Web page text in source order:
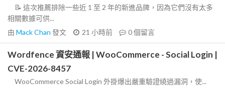
📝 這次推薦排除一些近 1 至 2 年的新進品牌，因為它們沒有太多
相關數據可供...
由 Mack Chan 發文 21 小時前 0個留言
Wordfence 資安通報 | WooCommerce - Social Login |
CVE-2026-8457
WooCommerce Social Login 外掛爆出嚴重驗證繞過漏洞，使...